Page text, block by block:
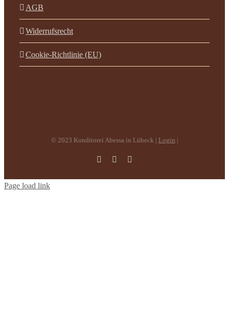
AGB
Widerrufsrecht
Cookie-Richtlinie (EU)
© 2023 Konditorei Abessa in Lübeck | Login |
FacebookInstagram
Page load link